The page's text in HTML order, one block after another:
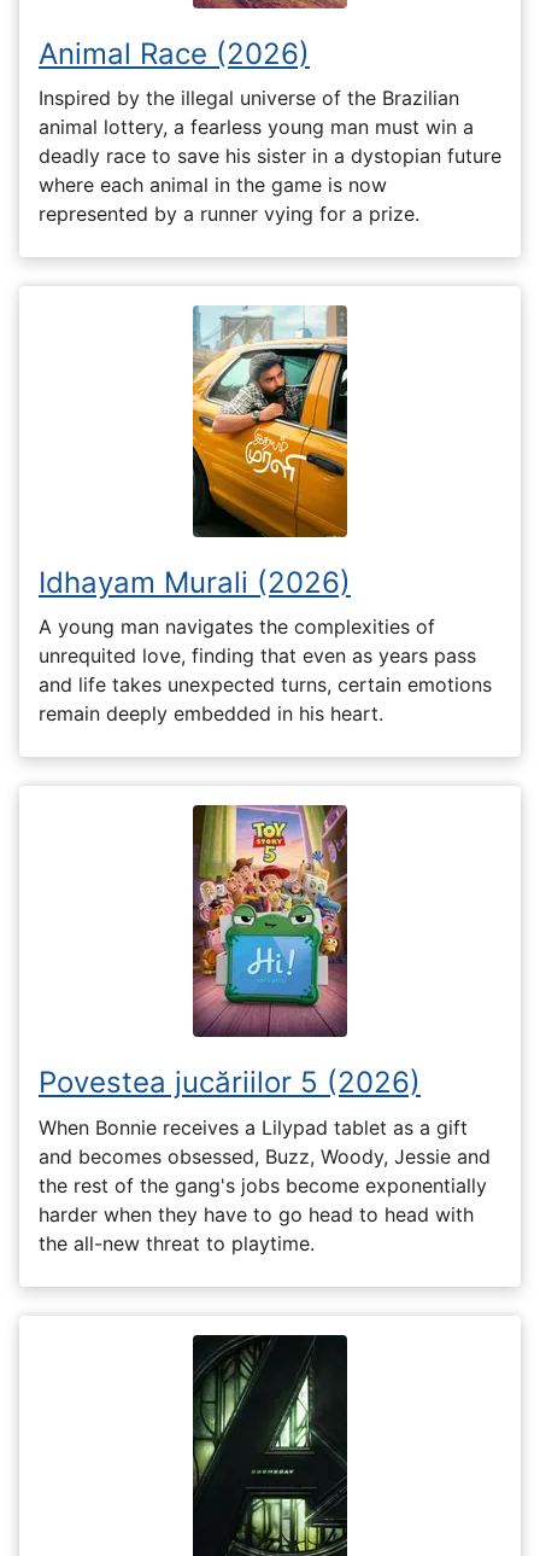
Animal Race (2026)
Inspired by the illegal universe of the Brazilian
animal lottery, a fearless young man must win a
deadly race to save his sister in a dystopian future
where each animal in the game is now
represented by a runner vying for a prize.
Idhayam Murali (2026)
A young man navigates the complexities of
unrequited love, finding that even as years pass
and life takes unexpected turns, certain emotions
remain deeply embedded in his heart.
Povestea jucăriilor 5 (2026)
When Bonnie receives a Lilypad tablet as a gift
and becomes obsessed, Buzz, Woody, Jessie and
the rest of the gang's jobs become exponentially
harder when they have to go head to head with
the all-new threat to playtime.